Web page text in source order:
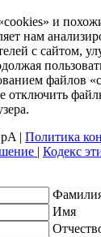
и
нам
с сайтом,
файлов
отключить
| Политика
| Кодекс
Имя